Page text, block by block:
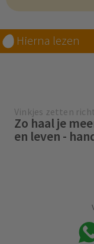
Hierna lezen
Vinkjes zetten
Zo haal je
en leven -